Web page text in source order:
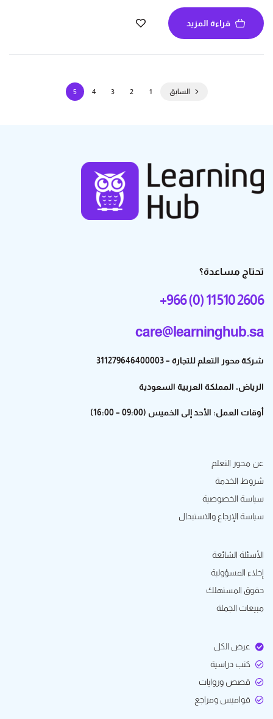
قراءة المزيد
السابق 1
2
3
4
5
تحتاج مساعدة؟
+966 (0) 11 510 2606
care@learninghub.sa
شركة محور التعلم للتجارة – 311279646400003
الرياض، المملكة العربية السعودية
أوقات العمل: الأحد إلى الخميس (09:00 – 16:00)
عن محور التعلم
شروط الخدمة
سياسة الخصوصية
سياسة الإرجاع والاستبدال
الأسئلة الشائعة
إخلاء المسؤولية
حقوق المستهلك
مبيعات الجملة
عرض الكل
كتب دراسية
قصص وروايات
قواميس ومراجع